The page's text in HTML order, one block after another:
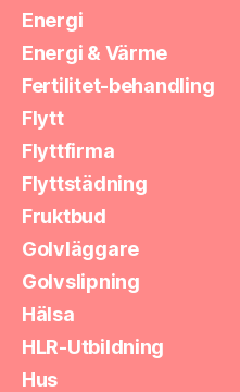
Energi
Energi & Värme
Fertilitet-behandling
Flytt
Flyttfirma
Flyttstädning
Fruktbud
Golvläggare
Golvslipning
Hälsa
HLR-Utbildning
Hus